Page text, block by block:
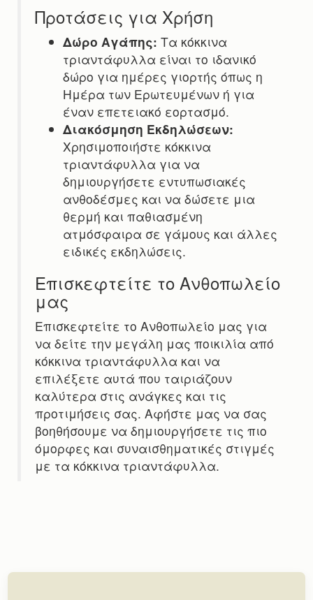
Προτάσεις για Χρήση
Δώρο Αγάπης: Τα κόκκινα
τριαντάφυλλα είναι το ιδανικό
δώρο για ημέρες γιορτής όπως η
Ημέρα των Ερωτευμένων ή για
έναν επετειακό εορτασμό.
Διακόσμηση Εκδηλώσεων:
Χρησιμοποιήστε κόκκινα
τριαντάφυλλα για να
δημιουργήσετε εντυπωσιακές
ανθοδέσμες και να δώσετε μια
θερμή και παθιασμένη
ατμόσφαιρα σε γάμους και άλλες
ειδικές εκδηλώσεις.
Επισκεφτείτε το Ανθοπωλείο
μας
Επισκεφτείτε το Ανθοπωλείο μας για
να δείτε την μεγάλη μας ποικιλία από
κόκκινα τριαντάφυλλα και να
επιλέξετε αυτά που ταιριάζουν
καλύτερα στις ανάγκες και τις
προτιμήσεις σας. Αφήστε μας να σας
βοηθήσουμε να δημιουργήσετε τις πιο
όμορφες και συναισθηματικές στιγμές
με τα κόκκινα τριαντάφυλλα.